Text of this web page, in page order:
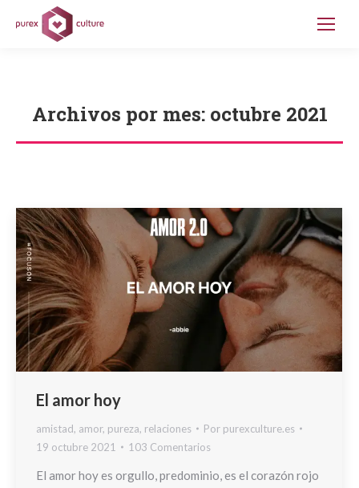
Archivos por mes: octubre 2021
Estás aquí:
El amor hoy
amistad, amor, pureza, relaciones Por purexculture.es
19 octubre 2021
103 Comentarios
El amor hoy es orgullo, predominio, es el corazón rojo